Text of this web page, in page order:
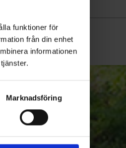
funktioner för
från din enhet
informationen
Marknadsföring